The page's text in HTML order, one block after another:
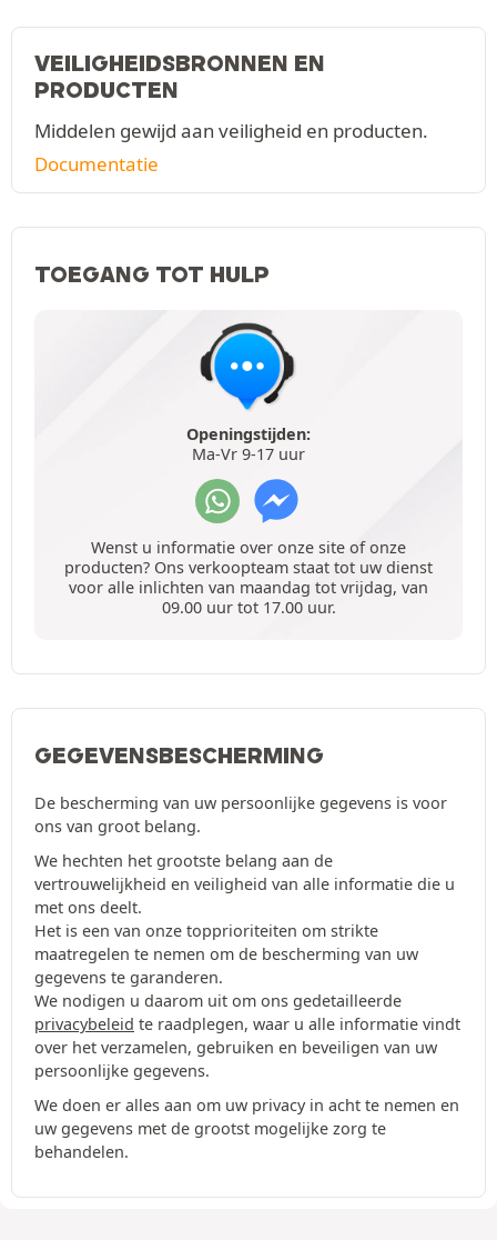
VEILIGHEIDSBRONNEN EN
PRODUCTEN
Middelen gewijd aan veiligheid en producten.
Documentatie
TOEGANG TOT HULP
Openingstijden:
Ma-Vr 9-17 uur
Wenst u informatie over onze site of onze
producten? Ons verkoopteam staat tot uw dienst
voor alle inlichten van maandag tot vrijdag, van
09.00 uur tot 17.00 uur.
GEGEVENSBESCHERMING
De bescherming van uw persoonlijke gegevens is voor
ons van groot belang.
We hechten het grootste belang aan de
vertrouwelijkheid en veiligheid van alle informatie die u
met ons deelt.
Het is een van onze topprioriteiten om strikte
maatregelen te nemen om de bescherming van uw
gegevens te garanderen.
We nodigen u daarom uit om ons gedetailleerde
privacybeleid te raadplegen, waar u alle informatie vindt
over het verzamelen, gebruiken en beveiligen van uw
persoonlijke gegevens.
We doen er alles aan om uw privacy in acht te nemen en
uw gegevens met de grootst mogelijke zorg te
behandelen.